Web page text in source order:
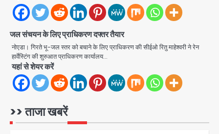
जल संचयन के लिए प्राधिकरण दफ्तर तैयार
नोएडा। गिरते भू-जल स्तर को बचाने के लिए प्राधिकरण की सीईओ रितु माहेश्वरी ने रेन
हार्वेस्टिंग की शुरुआत प्राधिकरण कार्यालय…
यहां से शेयर करें
>> ताजा खबरें
4
सतेन्द्र शर्मा, गौतमबुद्धनगर नेताओं ने जताया
आभार
Avinash Kumar
5
Noida Bal Bharati School
Notice: सेक्टर-21 के बाल भारती स्कूल में
बिना खिड़की-वेंटिलेशन बेसमेंट में चल रही थी
भेजा नोटिस
Avinash Kumar
1
Assam Floods: सलमान खान का